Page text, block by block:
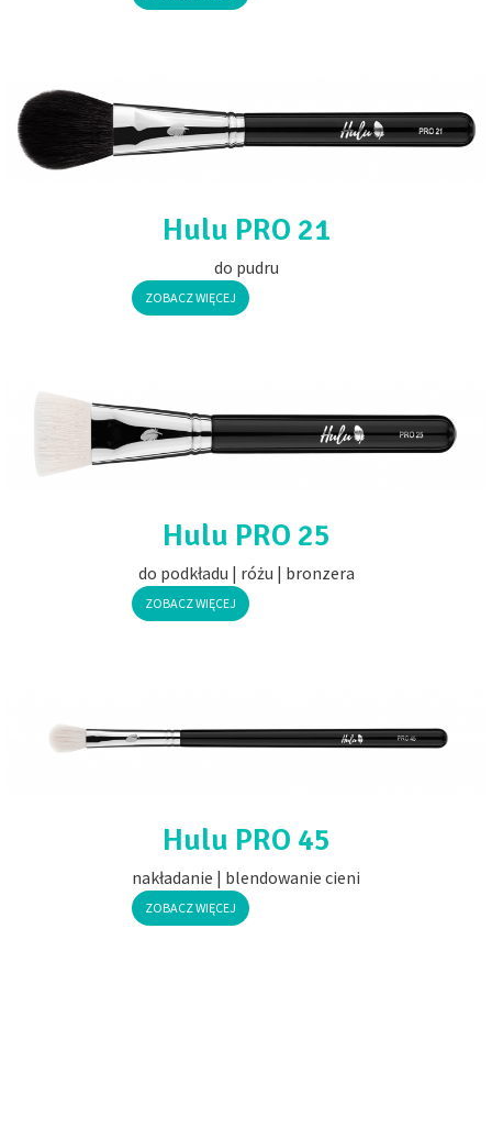
Hulu PRO 21
do pudru
ZOBACZ WIĘCEJ
Hulu PRO 25
do podkładu | różu | bronzera
ZOBACZ WIĘCEJ
Hulu PRO 45
nakładanie | blendowanie cieni
ZOBACZ WIĘCEJ